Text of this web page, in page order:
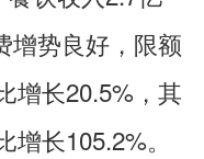
增势良好，限额
增长20.5%，其
长105.2%。